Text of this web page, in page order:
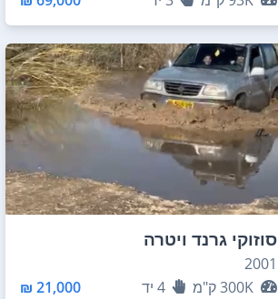
סוזוקי גרנד ויטרה
2001
300Kק"מ 4 יד 21,000 ₪